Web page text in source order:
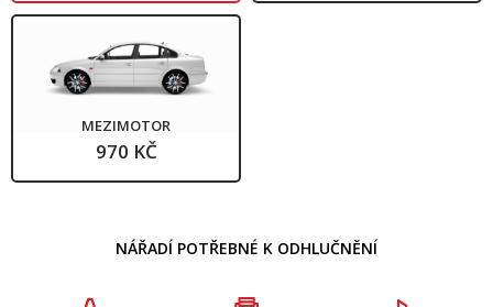
MEZIMOTOR
970 KČ
NÁŘADÍ POTŘEBNÉ K ODHLUČNĚNÍ